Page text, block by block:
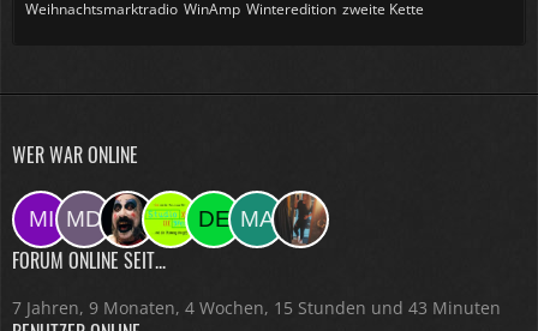
Weihnachtsmarktradio WinAmp Winteredition zweite Kette
WER WAR ONLINE
FORUM ONLINE SEIT...
7 Jahren, 9 Monaten, 4 Wochen, 15 Stunden und 43 Minuten